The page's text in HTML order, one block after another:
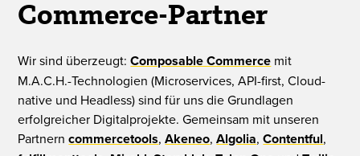
Commerce-Partner
Wir sind überzeugt:Composable Commerce mit
M.A.C.H.-Technologien (Microservices, API-first, Cloud-
native und Headless) sind für uns die Grundlagen
erfolgreicher Digitalprojekte. Gemeinsam mit unseren
Partnerncommercetools,Akeneo,Algolia,Contentful,